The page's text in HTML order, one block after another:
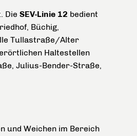
Die SEV-Linie 12 bedient
Büchig,
Tullastraße/Alter
Haltestellen
Julius-Bender-Straße,
und Weichen im Bereich